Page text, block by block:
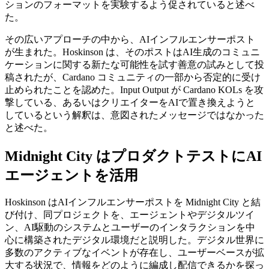
ションのフォーマットを実験するよう促されていると述べ
た。
その広いアプローチの中から、AIインフルエンサーポスト
が生まれた。Hoskinson は、そのポストはAI生成のコミュニ
ケーションに関する新たな可能性を試す善意の試みとして投
稿されたが、Cardano コミュニティの一部から否定的に受け
止められたことを認めた。Input Output が Cardano KOLs を攻
撃している、あるいはクリエイターをAIで置き換えようと
しているという解釈は、意図されたメッセージではなかった
と述べた。
Midnight City はプロダクトテストにAI
エージェントを活用
Hoskinson はAIインフルエンサーポストを Midnight City と結
び付け、同プロジェクトを、エージェントやデジタルツイ
ン、AI駆動のシステムとユーザーのインタラクションを中
心に構築されたデジタル環境だと説明した。デジタル世界に
多数のアクティブなイベントが存在し、ユーザーベースが拡
大する状況で、情報をどのように編成し配信できるかを探っ